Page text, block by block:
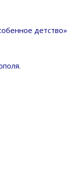
детство»